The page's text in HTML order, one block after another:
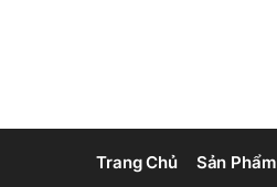
Trang Chủ Sản Phẩm